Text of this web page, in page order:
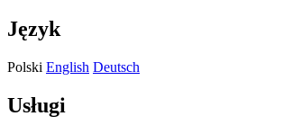
Język
Polski English Deutsch
Usługi